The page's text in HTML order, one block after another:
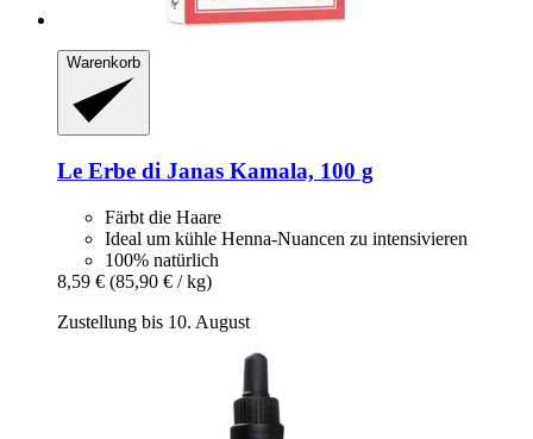
Warenkorb
Le Erbe di Janas Kamala, 100 g
Färbt die Haare
Ideal um kühle Henna-Nuancen zu intensivieren
100% natürlich
8,59 € (85,90 € / kg)
Zustellung bis 10. August